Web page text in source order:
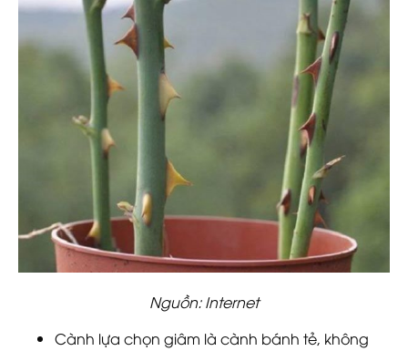
Nguồn: Internet
Cành lựa chọn giâm là cành bánh tẻ, không